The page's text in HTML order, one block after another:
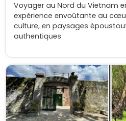
Voyager au Nord du Vietnam
expérience envoûtante au
culture, en paysages
authentiques